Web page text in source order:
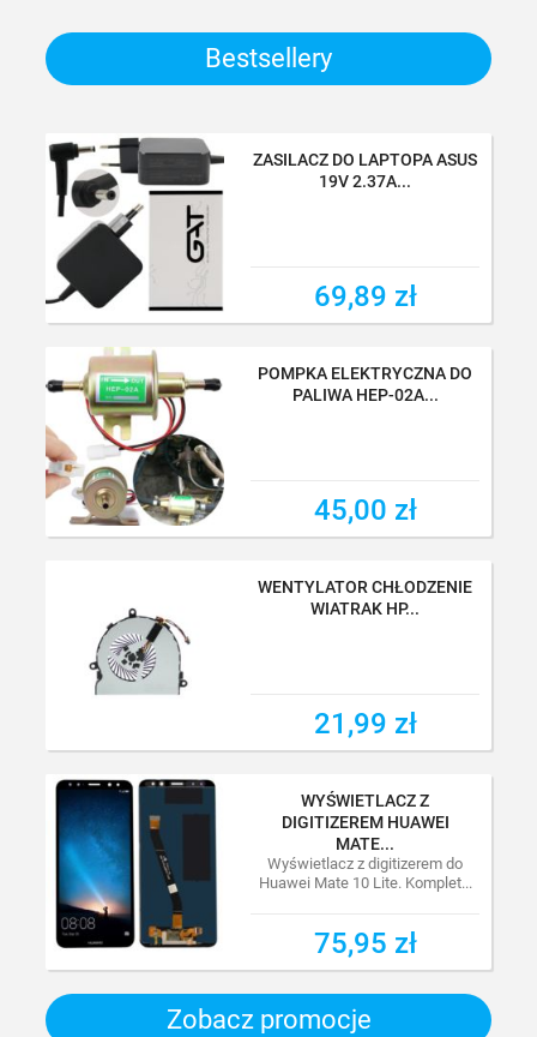
Bestsellery
ZASILACZ DO LAPTOPA ASUS
19V 2.37A...
69,89 zł
69,89 zł
POMPKA ELEKTRYCZNA DO
PALIWA HEP-02A...
45,00 zł
45,00 zł
WENTYLATOR CHŁODZENIE
WIATRAK HP...
21,99 zł
21,99 zł
WYŚWIETLACZ Z
DIGITIZEREM HUAWEI
MATE...
Wyświetlacz z digitizerem do
Huawei Mate 10 Lite. Komplet...
75,95 zł
75,95 zł
Zobacz promocje